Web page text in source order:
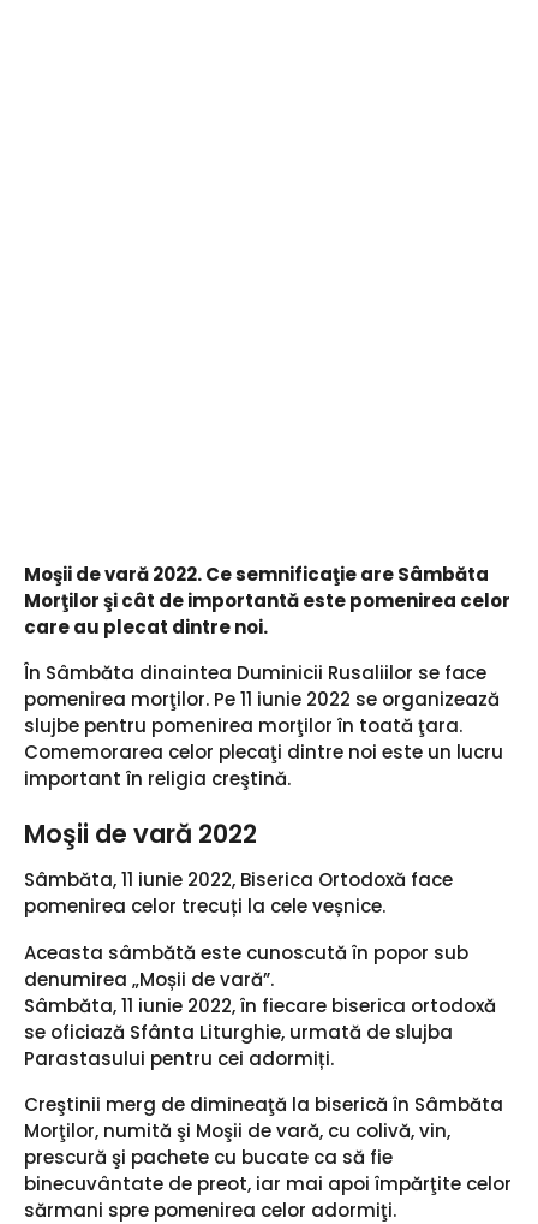
Moşii de vară 2022. Ce semnificaţie are Sâmbăta
Morţilor şi cât de importantă este pomenirea celor
care au plecat dintre noi.
În Sâmbăta dinaintea Duminicii Rusaliilor se face
pomenirea morţilor. Pe 11 iunie 2022 se organizează
slujbe pentru pomenirea morţilor în toată ţara.
Comemorarea celor plecaţi dintre noi este un lucru
important în religia creştină.
Moşii de vară 2022
Sâmbăta, 11 iunie 2022, Biserica Ortodoxă face
pomenirea celor trecuți la cele veșnice.
Aceasta sâmbătă este cunoscută în popor sub
denumirea „Moșii de vară”.
Sâmbăta, 11 iunie 2022, în fiecare biserica ortodoxă
se oficiază Sfânta Liturghie, urmată de slujba
Parastasului pentru cei adormiți.
Creştinii merg de dimineaţă la biserică în Sâmbăta
Morţilor, numită şi Moşii de vară, cu colivă, vin,
prescură şi pachete cu bucate ca să fie
binecuvântate de preot, iar mai apoi împărţite celor
sărmani spre pomenirea celor adormiţi.